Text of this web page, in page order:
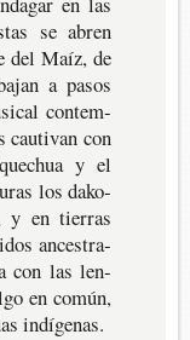
se abren
del Maíz, de
a pasos
con­tem­
cau­ti­van con
y el
los dako­
y en tie­rras
ances­tra­
con las len­
en común,
indígenas.